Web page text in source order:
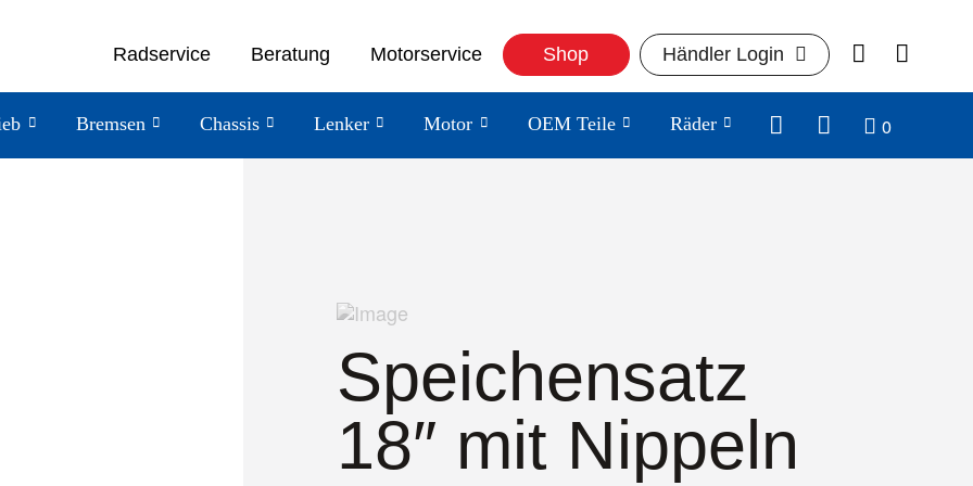
Radservice Beratung Motorservice Shop Händler Login
Bremsen Chassis Lenker Motor OEM Teile Räder 0
Speichensatz
18″ mit Nippeln